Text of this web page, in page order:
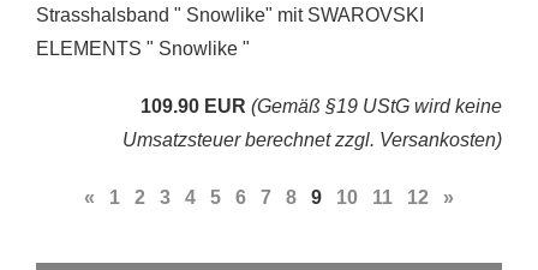
Strasshalsband " Snowlike" mit SWAROVSKI
ELEMENTS " Snowlike "
109.90 EUR (Gemäß §19 UStG wird keine
Umsatzsteuer berechnet zzgl. Versankosten)
« 1 2 3 4 5 6 7 8 9 10 11 12 »